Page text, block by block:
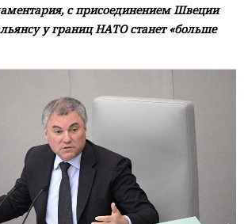
с присоединением Швеции
у границ НАТО станет «больше